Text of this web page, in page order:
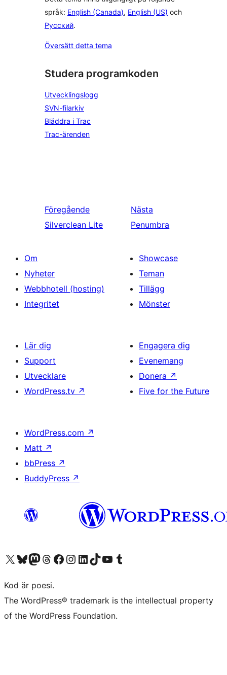
språk: English (Canada), English (US) och
Русский.
Översätt detta tema
Studera programkoden
Utvecklingslogg
SVN-filarkiv
Bläddra i Trac
Trac-ärenden
Föregående
Silverclean Lite
Nästa
Penumbra
Om
Nyheter
Webbhotell (hosting)
Integritet
Showcase
Teman
Tillägg
Mönster
Lär dig
Support
Utvecklare
WordPress.tv ↗
Engagera dig
Evenemang
Donera ↗
Five for the Future
WordPress.com ↗
Matt ↗
bbPress ↗
BuddyPress ↗
Besök vår X-konto (f.d. Twitter)
Besök vårt Bluesky-konto
Besök vårt Mastodon-konto
Besök vårt Thread-konto
Besök vår Facebook-sidaBesök vårt Instagram-konto
Besök vårt LinkedIn-konto
Besök vårt TikTok-konto
Besök vår YouTube-kanalBesök vårt Tumblr-konto
Kod är poesi.
The WordPress® trademark is the intellectual property
of the WordPress Foundation.